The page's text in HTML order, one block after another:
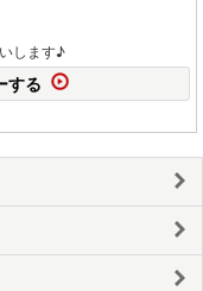
します♪
する